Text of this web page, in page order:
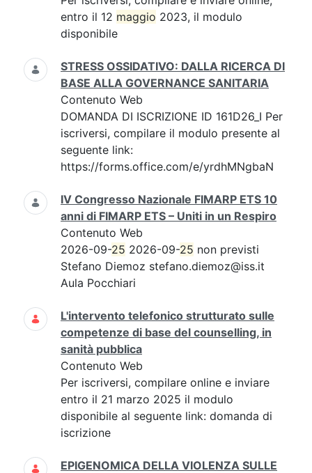
entro il 12 maggio 2023, il modulo
disponibile
STRESS OSSIDATIVO: DALLA RICERCA DI
BASE ALLA GOVERNANCE SANITARIA
Contenuto Web
DOMANDA DI ISCRIZIONE ID 161D26_I Per
iscriversi, compilare il modulo presente al
seguente link:
https://forms.office.com/e/yrdhMNgbaN
IV Congresso Nazionale FIMARP ETS 10
anni di FIMARP ETS – Uniti in un Respiro
Contenuto Web
2026-09-25 2026-09-25 non previsti
Stefano Diemoz stefano.diemoz@iss.it
Aula Pocchiari
L'intervento telefonico strutturato sulle
competenze di base del counselling, in
sanità pubblica
Contenuto Web
Per iscriversi, compilare online e inviare
entro il 21 marzo 2025 il modulo
disponibile al seguente link: domanda di
iscrizione
EPIGENOMICA DELLA VIOLENZA SULLE